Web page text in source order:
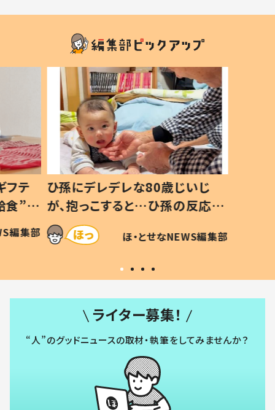
フテ
食”を
の親
編集部
ひ孫にデレデレな80歳じいじ
が、抱っこすると…ひ孫の反応に
「涙が出ました」「可愛くて仕方な
い」
ほ・とせなNEWS編集部
ライター募集！
“人”のグッドニュースの取材・執筆をしてみませんか？